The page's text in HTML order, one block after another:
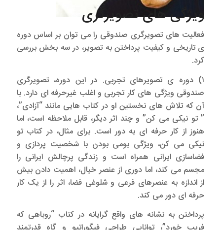
ویژگی های تصویرگری
فعالیت های تصویرگری صندوقی را می توان بر اساس دوره
ی تاریخی و کیفیت پرداختن به تصویر، در سه بخش بررسی
کرد.
۱) دوره ی تصویرهای تجربی. در این دوره، تصویرگری
صندوقی ویژگی های کار تجربی و اغلب غیرحرفه ای دارد. با
آن که تلاش های نخستین او در کتاب هایی مانند “آزادی”،
” تو نیکی می کن” و چند اثر دیگر، قابل ملاحظه است، اما
هنوز از کار حرفه ای به دور است. برای مثال، در کتاب تو
نیکی می کن، ویژگی بومی بودن با شخصیت پردازی و
فضاسازی ایرانی همراه است و زندگی پرچالش ایرانی را
مجسم می کند، اما دوری از عنصر خیال، اهمیت دادن بیش
از اندازه به عنصرهای فرعی و شلوغی فضا، اثر را از یک کار
حرفه ای دور می کند.
پرداختن به نشانه های واقع گرایانه در کتاب “روباهی که